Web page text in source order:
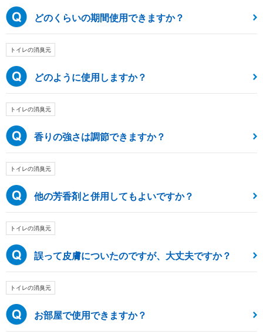
どのくらいの期間使用できますか？
トイレの消臭元
どのように使用しますか？
トイレの消臭元
香りの強さは調節できますか？
トイレの消臭元
他の芳香剤と併用してもよいですか？
トイレの消臭元
誤って皮膚についたのですが、大丈夫ですか？
トイレの消臭元
お部屋で使用できますか？